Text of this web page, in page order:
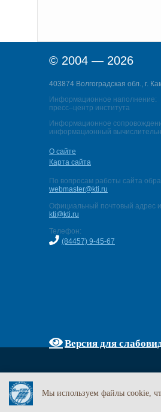
© 2004 — 2026
403874 Волгоградская обл., г.
Информационное наполнение:
пресс–центр института
Информационное
информационный
О сайте
Карта сайта
По вопросам работы сайта
webmaster@kti.ru
Официальный почтовый адрес
kti@kti.ru
Телефон:
(84457) 9-45-67
Версия для
Мы используем файлы cookie,